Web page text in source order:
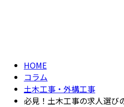
HOME
コラム
土木工事・外構工事
必見！土木工事の求人選び